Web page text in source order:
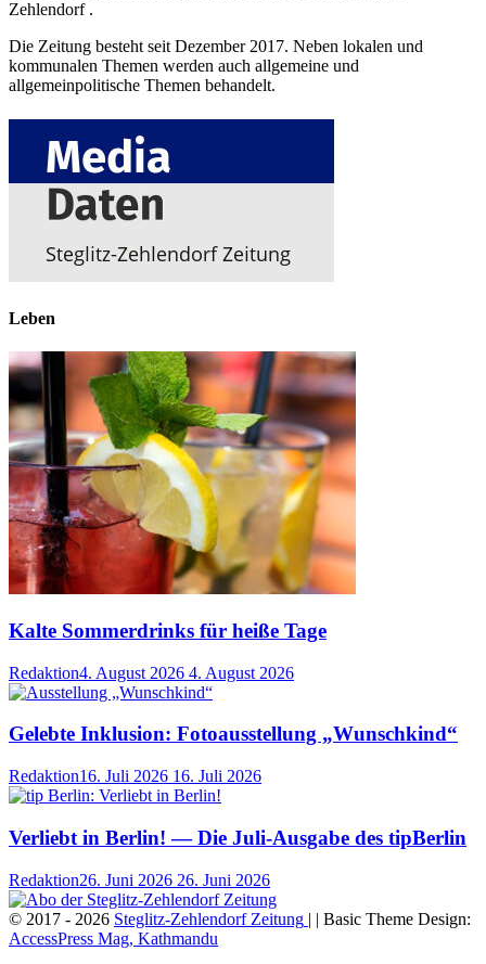
Zehlendorf .
Die Zeitung besteht seit Dezember 2017. Neben lokalen und
kommunalen Themen werden auch allgemeine und
allgemeinpolitische Themen behandelt.
Leben
Kalte Sommerdrinks für heiße Tage
Redaktion4. August 2026 4. August 2026
Gelebte Inklusion: Fotoausstellung „Wunschkind“
Redaktion16. Juli 2026 16. Juli 2026
Verliebt in Berlin! — Die Juli-Ausgabe des tipBerlin
Redaktion26. Juni 2026 26. Juni 2026
© 2017 - 2026 Steglitz-Zehlendorf Zeitung | | Basic Theme Design:
AccessPress Mag, Kathmandu